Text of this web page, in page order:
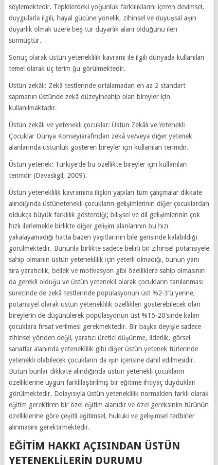
söylemektedir. Tepkilerdeki yoğunluk farklılıklarını içeren devimsel,
duygularla ilgili, hayal gücüne yönelik, zihinsel ve duyuşsal aşırı
duyarlık olmak üzere beş tür duyarlık alanı olduğunu ileri
sürmüştür.
Sonuç olarak üstün yeteneklilik kavramı ile ilgili dünyada kullanılan
temel olarak üç terim ğu görülmektedir.
Üstün zekâlı: Zekâ testlerinde ortalamadan en az 2 standart
sapmanın üstünde zekâ düzeyineahip olan bireyler için
kullanılmaktadır.
Üstün zekâlı ve yetenekli çocuklar: Üstün Zekâlı ve Yetenekli
Çocuklar Dünya Konseyiarafından zekâ ve/veya diğer yetenek
alanlarında üstünlük gösteren bireyler için kullanılan terimdir.
Üstün yetenek: Türkiye’de bu özellikte bireyler için kullanılan
terimdir (Davaslıgil, 2009).
Üstün yeteneklilik kavramına ilişkin yapılan tüm çalışmalar dikkate
alındığında üstünetenekli çocukların gelişimlerinin diğer çocuklardan
oldukça büyük farklılık gösterdiği; bilişsel ve dil gelişimlerinin çok
hızlı ilerlemekle birlikte diğer gelişim alanlarının bu hızı
yakalayamadığı hatta bazen yaşıtlarının bile gerisinde kalabildiği
görülmektedir. Bununla birlikte sadece belirli bir zihinsel potansiyele
sahip olmanın üstün yeteneklilik için yeterli olmadığı, bunun yanı
sıra yaratıcılık, bellek ve motivasyon gibi özelliklere sahip olmasının
da gerekli olduğu ve üstün yetenekli olarak çocukların tanılanması
sürecinde de zekâ testlerinde popülasyonun üst %2-3’ü yerine,
potansiyel olarak üstün yeteneklilik özellikleri gösterebilecek olan
bireylerin de düşünülerek popülasyonun üst %15-20’sinde kalan
çocuklara fırsat verilmesi gerekmektedir. Bir başka deyişle sadece
zihinsel yönden değil, yaratıcı üretici düşünme, liderlik, görsel
sanatlar alanında yeteneklilik gibi diğer üstün yetenek türlerinde
yetenekli olabilecek çocukların da işin içerisine dahil edilmesidir.
Bütün bunlar dikkate alındığında üstün yetenekli çocukların
özelliklerine uygun farklılaştırılmış bir eğitime ihtiyaç duydukları
görülmektedir. Dolayısıyla üstün yeteneklilik normalden farklı olarak
eğitim gerektiren bir özel eğitim alanıdır ve özel gereksinim türünün
özelliklerine göre çeşitli eğitimsel, hukuki ve gelişimsel tedbirler
alınmasını gerektirmektedir.
EĞITIM HAKKI AÇISINDAN ÜSTÜN
YETENEKLILERIN DURUMU